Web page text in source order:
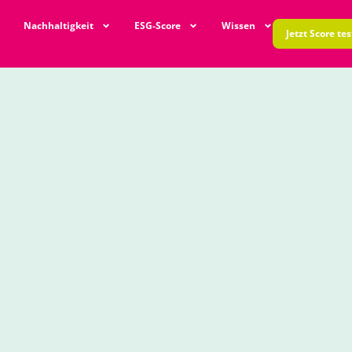
Nachhaltigkeit ESG-Score Wissen
Jetzt Score